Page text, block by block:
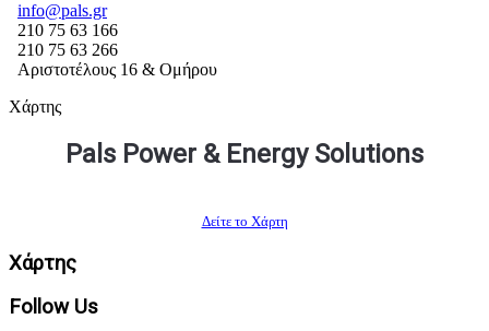
info@pals.gr
210 75 63 166
210 75 63 266
Αριστοτέλους 16 & Ομήρου
Χάρτης
Pals Power & Energy Solutions
Δείτε το Χάρτη
Χάρτης
Follow Us